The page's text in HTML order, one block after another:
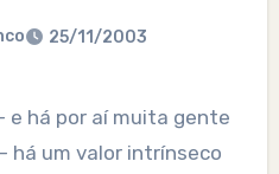
25/11/2003
há um valor intrínseco